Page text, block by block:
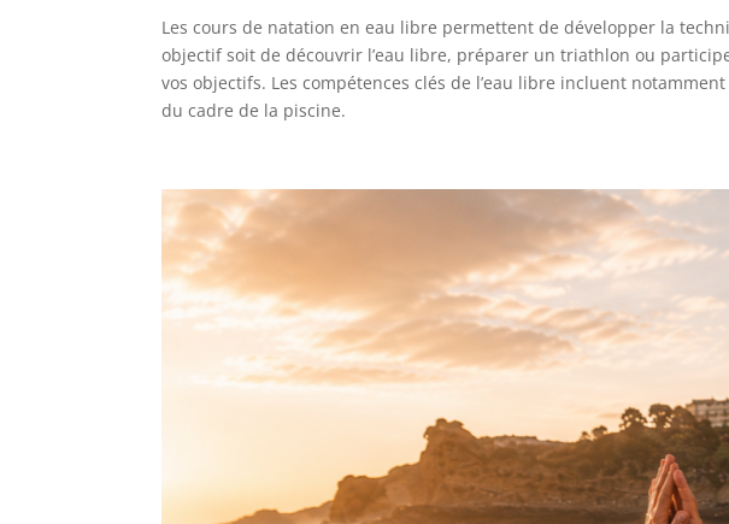
Les cours de natation en eau libre permettent de développer la
objectif soit de découvrir l’eau libre, préparer un triathlon ou
vos objectifs. Les compétences clés de l’eau libre incluent
du cadre de la piscine.